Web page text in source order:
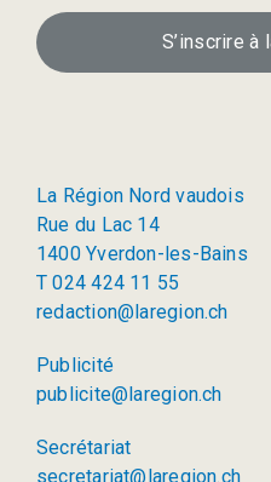
S’inscrire à
La Région Nord vaudois
Rue du Lac 14
1400 Yverdon-les-Bains
T 024 424 11 55
redaction@laregion.ch
Publicité
publicite@laregion.ch
Secrétariat
secretariat@laregion.ch